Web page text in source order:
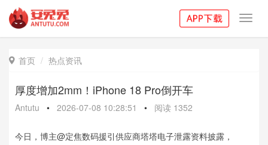
 首页 热点资讯
厚度增加2mm！iPhone 18 Pro倒开车
Antutu • 2026-07-08 10:28:51 • 阅读 1352
今日，博主@定焦数码援引供应商塔塔电子泄露资料披露，